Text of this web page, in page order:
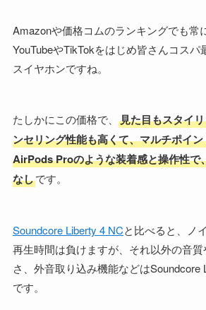
Amazonや価格コムのランキングでも常
YouTubeやTikTokをはじめ皆さんコスパ
スイヤホンですね。
たしかにこの価格で、 見た目もスタイ
ンセリング性能も高くて、マルチポイ
AirPods Proのような装着感と操作性で
なしです。
Soundcore Liberty 4 NCと比べると、ノ
再生時間は負けますが、それ以外の音
さ、外音取り込み機能などはSoundcore
です。